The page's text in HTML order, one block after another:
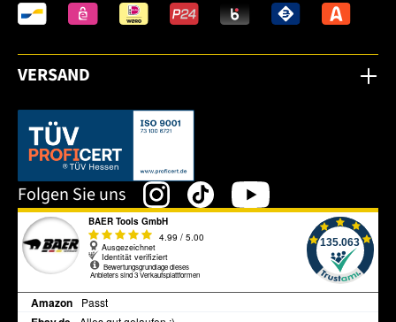
VERSAND
Dieser Link öffnet sich in einem neuen Tab.
Folgen Sie uns